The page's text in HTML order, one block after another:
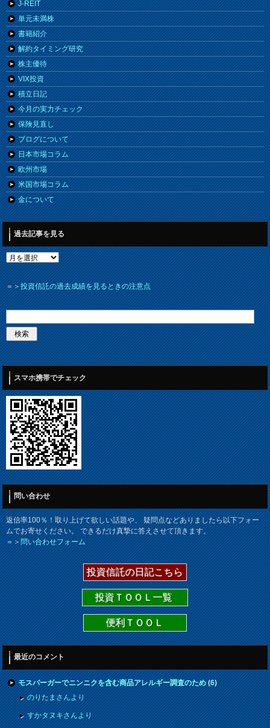
J-REIT
単元未満株
書籍紹介
解約タイミング研究
株主優待
VIX投資
積立日記
今月の実力チェック
保険見直し
ブログについて
日本市場コラム
欧州市場
米国市場コラム
金について
過去記事を見る
＝＞投資信託の過去成績を見るときの注意点
スマホ携帯でチェック
問い合わせ
返信率100％！取り上げて欲しい話題や、 疑問点などありましたら以下フォー
ムでお寄せください。 できるだけ真摯に答えさせて頂きます。
＝＞問い合わせフォーム
投資信託の日記こちら
投資ＴＯＯＬ一覧
便利ＴＯＯＬ
最近のコメント
モスバーガーでニンニクを含む商品アレルギー調査のため(6)
のりたまさんより
すかタヌキさんより